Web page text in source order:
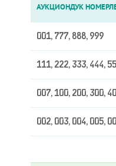
АУКЦИОНДУК
001, 777, 888, 999
111, 222, 333, 444,
007, 100, 200, 300,
002, 003, 004, 005,